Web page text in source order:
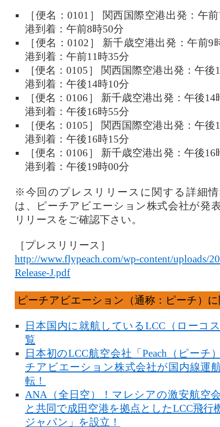
［便名：0101］ 関西国際空港出発：午
港到着：午前8時50分
［便名：0102］ 新千歳空港出発：午前
港到着：午前11時35分
［便名：0105］ 関西国際空港出発：午
港到着：午後14時10分
［便名：0106］ 新千歳空港出発：午後
港到着：午後16時55分
［便名：0105］ 関西国際空港出発：午
港到着：午後16時15分
［便名：0106］ 新千歳空港出発：午後
港到着：午後19時00分
※今回のプレスリリースに関する詳細
は、ピーチアビエーション株式会社が発
リリースをご確認下さい。
［プレスリリース］
http://www.flypeach.com/wp-content/uploads/
Release-J.pdf
ピーチアビエーション（通称：ピーチ）
日本国内に就航しているLCC（ローコ
覧
日本初のLCC航空会社「Peach（ピーチ
チアビエーション株式会社が国内線運
転！
ANA（全日空）！マレシアの激安航空
と共同で成田空港を拠点としたLCC飛行
ジャパン」を設立！